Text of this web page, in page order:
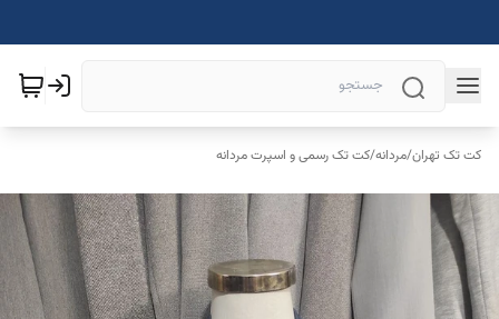
کت تک تهران/مردانه/کت تک رسمی و اسپرت مردانه